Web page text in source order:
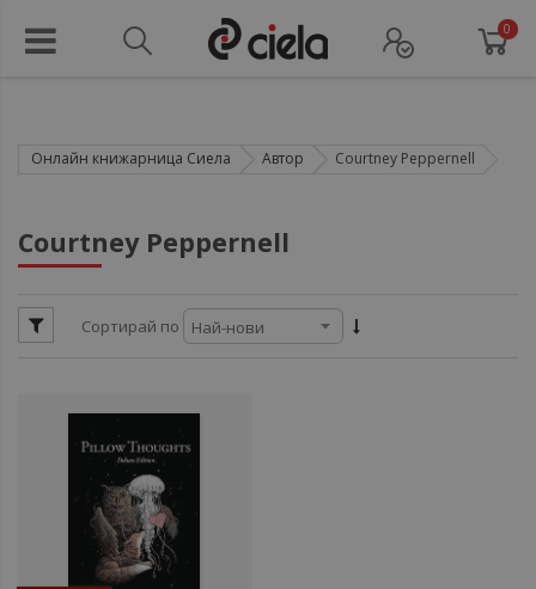
0
Онлайн книжарница Сиела Автор Courtney Peppernell
Courtney Peppernell
Сортирай по